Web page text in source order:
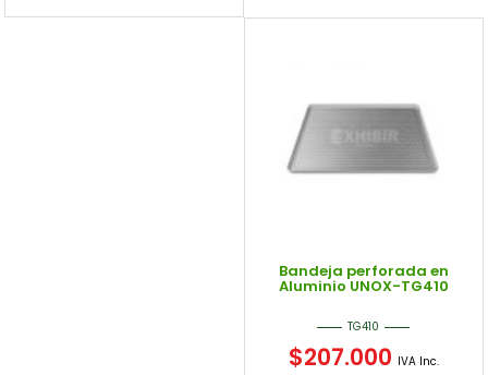
Bandeja perforada en
Aluminio UNOX-TG410
TG410
$207.000 IVA Inc.